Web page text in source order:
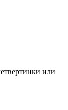
или